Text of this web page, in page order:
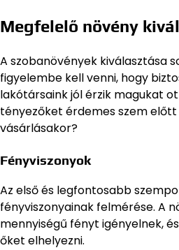
Megfelelő növény
A szobanövények kiválasztása
figyelembe kell venni, hogy
lakótársaink jól érzik magukat
tényezőket érdemes szem
vásárlásakor?
Fényviszonyok
Az első és legfontosabb
fényviszonyainak felmérése. A
mennyiségű fényt igényelnek,
őket elhelyezni.